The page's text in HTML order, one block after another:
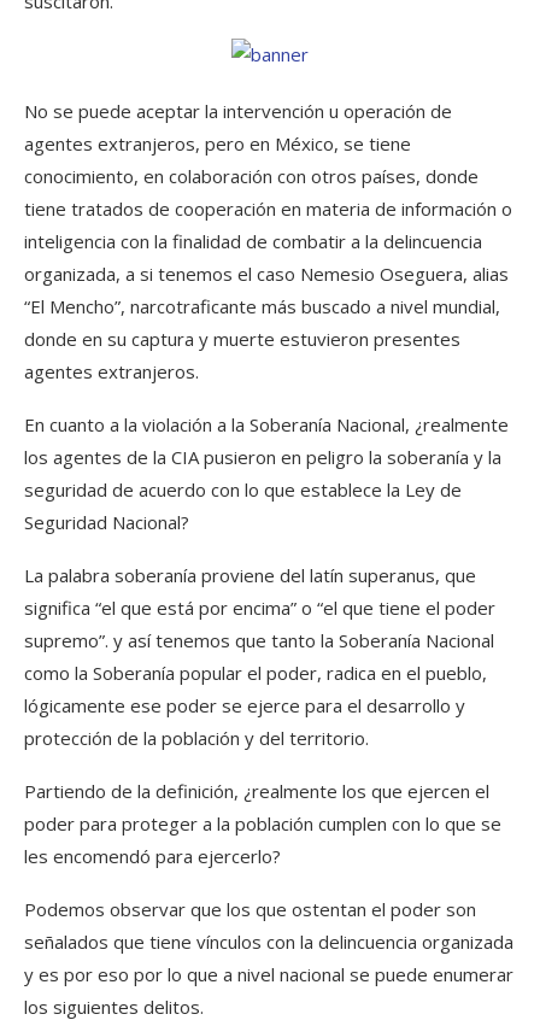
No se puede aceptar la intervención u operación de
agentes extranjeros, pero en México, se tiene
conocimiento, en colaboración con otros países, donde
tiene tratados de cooperación en materia de información o
inteligencia con la finalidad de combatir a la delincuencia
organizada, a si tenemos el caso Nemesio Oseguera, alias
“El Mencho”, narcotraficante más buscado a nivel mundial,
donde en su captura y muerte estuvieron presentes
agentes extranjeros.
En cuanto a la violación a la Soberanía Nacional, ¿realmente
los agentes de la CIA pusieron en peligro la soberanía y la
seguridad de acuerdo con lo que establece la Ley de
Seguridad Nacional?
La palabra soberanía proviene del latín superanus, que
significa “el que está por encima” o “el que tiene el poder
supremo”. y así tenemos que tanto la Soberanía Nacional
como la Soberanía popular el poder, radica en el pueblo,
lógicamente ese poder se ejerce para el desarrollo y
protección de la población y del territorio.
Partiendo de la definición, ¿realmente los que ejercen el
poder para proteger a la población cumplen con lo que se
les encomendó para ejercerlo?
Podemos observar que los que ostentan el poder son
señalados que tiene vínculos con la delincuencia organizada
y es por eso por lo que a nivel nacional se puede enumerar
los siguientes delitos.